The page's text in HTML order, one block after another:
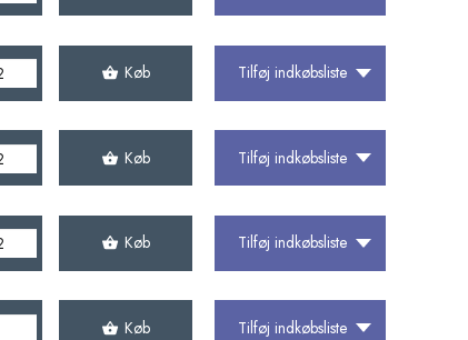
Køb Tilføj indkøbsliste
Køb Tilføj indkøbsliste
Køb Tilføj indkøbsliste
Køb Tilføj indkøbsliste